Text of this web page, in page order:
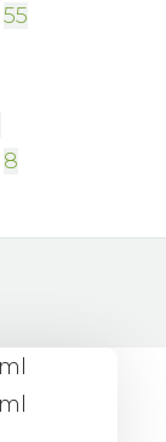
55
8